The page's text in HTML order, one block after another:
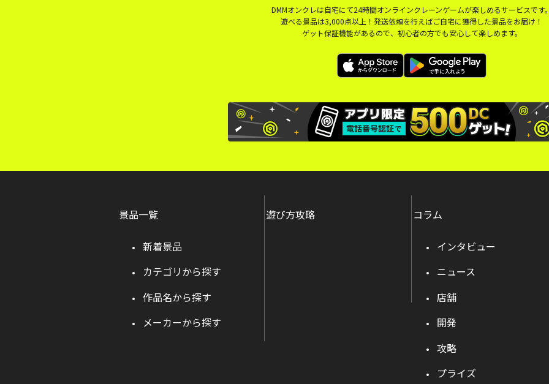
DMMオンクレは自宅にて24時間オンラインクレーンゲームが楽しめるサービスです
遊べる景品は3,000点以上！発送依頼を行えばご自宅に獲得した景品をお届け！
ゲット保証機能があるので、初心者の方でも安心して楽しめます。
景品一覧
新着景品
カテゴリから探す
作品名から探す
メーカーから探す
遊び方攻略 コラム
インタビュー
ニュース
店舗
開発
攻略
プライズ